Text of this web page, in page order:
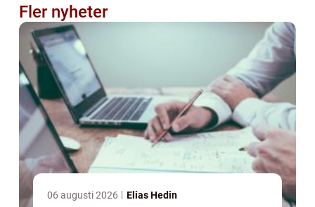
Fler nyheter
06 augusti 2026 Elias Hedin